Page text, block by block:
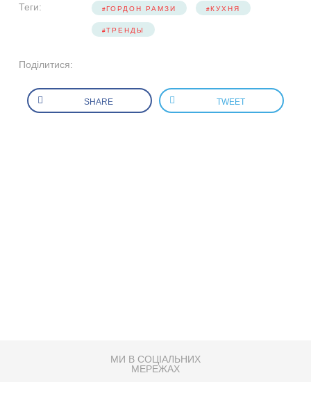
Теги: ГОРДОН РАМЗИ КУХНЯ
ТРЕНДЫ
Поділитися:
SHARE TWEET
МИ В СОЦІАЛЬНИХ
МЕРЕЖАХ